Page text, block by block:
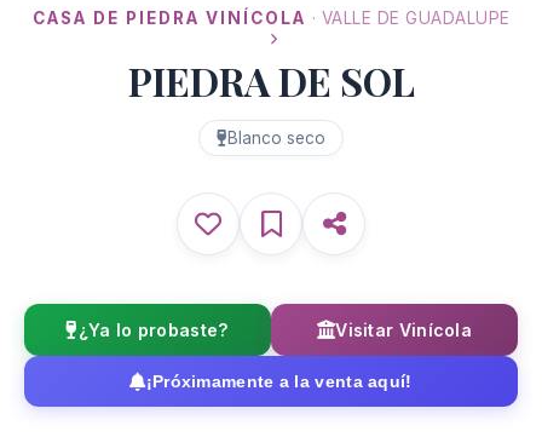
CASA DE PIEDRA VINÍCOLA · VALLE DE GUADALUPE
PIEDRA DE SOL
Blanco seco
¿Ya lo probaste? Visitar Vinícola
¡Próximamente a la venta aquí!